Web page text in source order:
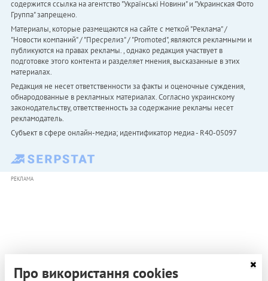
содержится ссылка на агентство "Українськi Новини" и "Украинская Фото
Группа" запрещено.
Материалы, которые размещаются на сайте с меткой "Реклама" /
"Новости компаний" / "Пресрелиз" / "Promoted", являются рекламными и
публикуются на правах рекламы. , однако редакция участвует в
подготовке этого контента и разделяет мнения, высказанные в этих
материалах.
Редакция не несет ответственности за факты и оценочные суждения,
обнародованные в рекламных материалах. Согласно украинскому
законодательству, ответственность за содержание рекламы несет
рекламодатель.
Субъект в сфере онлайн-медиа; идентификатор медиа - R40-05097
РЕКЛАМА
Про використання cookies